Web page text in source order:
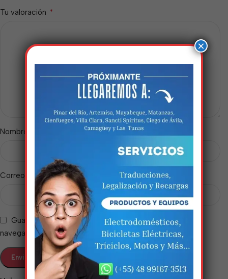
Tu valoración *
Nombre
Correo electrónico*
Guarda mi nombre, correo electrónico y web en este
navegador para la próxima vez que comente.
×
Estamos trabalhando
nisso!
Em breve, esta página estará
disponível com novidades
incríveis. Agradecemos pela
paciência e compreensão.